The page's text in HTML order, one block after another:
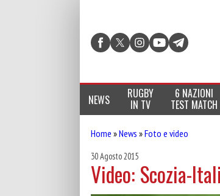
NEWS RUGBY
IN TV
6 NAZIONI
TEST MATCH
Home »News »Foto e video
30 Agosto 2015
Video: Scozia-